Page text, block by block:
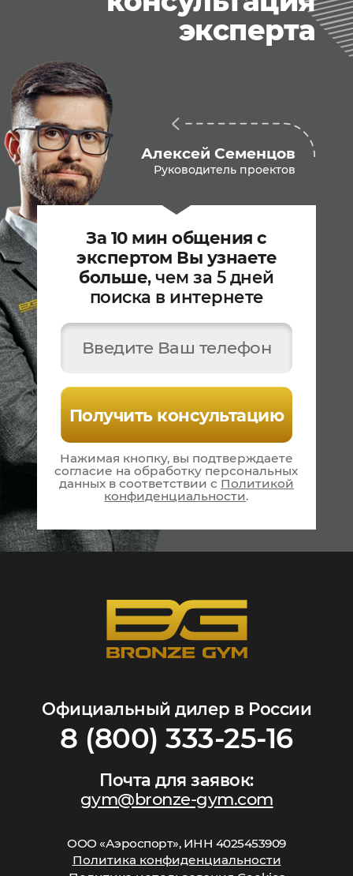
эксперта
Алексей Семенцов
Руководитель проектов
За 10 мин общения с
экспертом Вы узнаете
больше, чем за 5 дней
поиска в интернете
Введите Ваш телефон
Получить консультацию
Нажимая кнопку, вы подтверждаете
согласие наобработку персональных
данных в соответствии с Политикой
конфиденциальности.
ООО «Аэроспорт», ИНН 4025453909
Политика конфиденциальности
Официальный дилер в России
8 (800) 333-25-16
Почта для заявок:
gym@bronze-gym.com